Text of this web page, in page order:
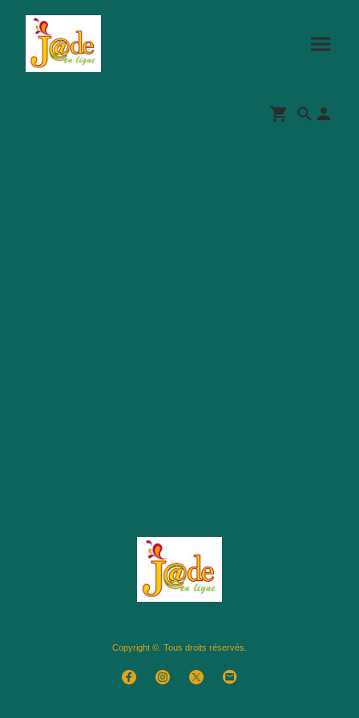
Copyright ©. Tous droits réservés.